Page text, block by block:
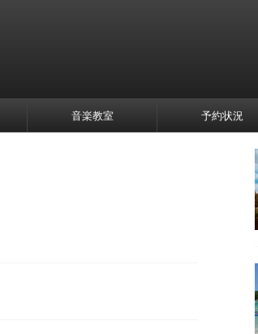
音楽教室 予約状況